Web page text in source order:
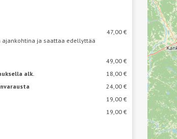
47,00 €
ja saattaa edellyttää
49,00 €
alk.
18,00 €
24,00 €
19,00 €
19,00 €